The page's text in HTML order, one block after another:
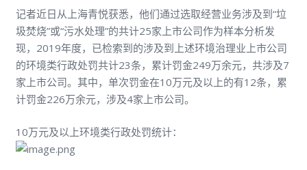
记者近日从上海青悦获悉，他们通过选取经营业务涉及到“垃
圾焚烧”或“污水处理”的共计25家上市公司作为样本分析发
现，2019年度，已检索到的涉及到上述环境治理业上市公司
的环境类行政处罚共计23条，累计罚金249万余元，共涉及7
家上市公司。其中，单次罚金在10万元及以上的有12条，累
计罚金226万余元，涉及4家上市公司。
10万元及以上环境类行政处罚统计：